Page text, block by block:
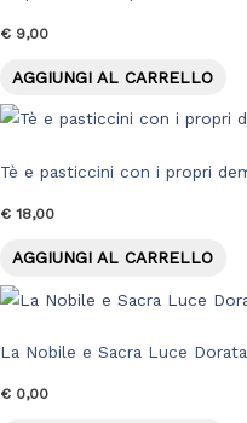
€ 9,00
AGGIUNGI AL CARRELLO
Tè e pasticcini con i propri
€ 18,00
AGGIUNGI AL CARRELLO
La Nobile e Sacra Luce
€ 0,00